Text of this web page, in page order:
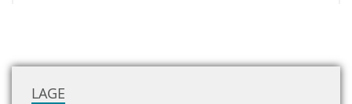
LAGE